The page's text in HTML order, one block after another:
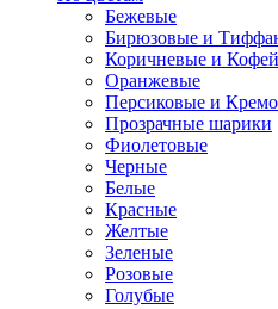
Бежевые
Бирюзовые и
Коричневые и
Оранжевые
Персиковые и
Прозрачные шарики
Фиолетовые
Черные
Белые
Красные
Желтые
Зеленые
Розовые
Голубые